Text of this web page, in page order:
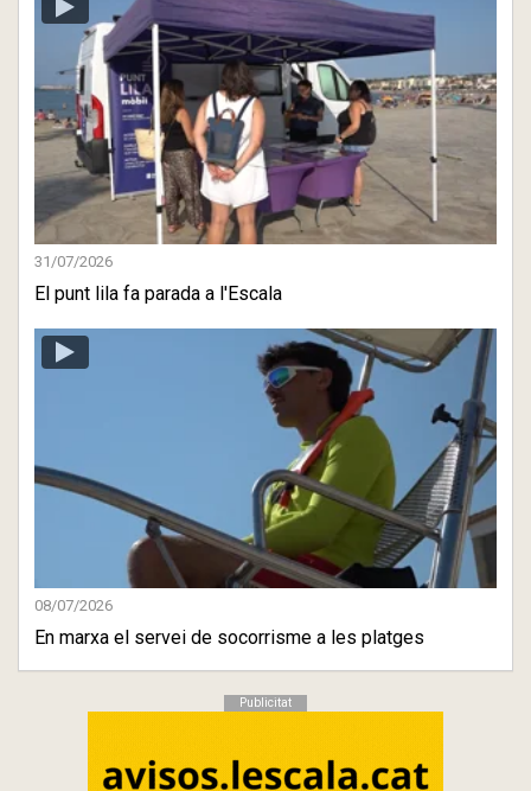
31/07/2026
El punt lila fa parada a l'Escala
08/07/2026
En marxa el servei de socorrisme a les platges
Publicitat